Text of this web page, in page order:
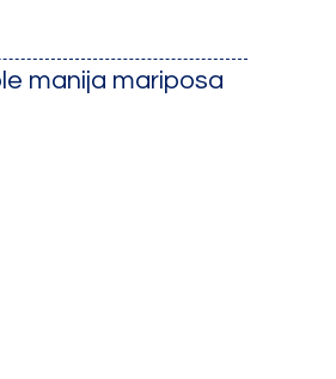
manija mariposa